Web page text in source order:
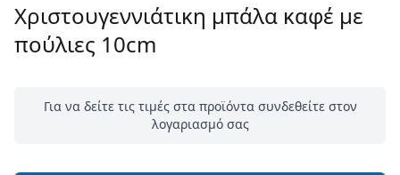
Χριστουγεννιάτικη μπάλα καφέ με
πούλιες 10cm
Για να δείτε τις τιμές στα προϊόντα συνδεθείτε στον
λογαριασμό σας